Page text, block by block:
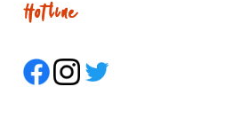
Hotline